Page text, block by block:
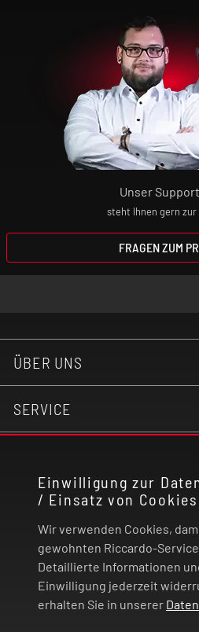
Einwilligung zur
/ Einsatz von Cookies
Wir verwenden Cookies,
gewohnten Riccardo-
Detaillierte Informationen
Einwilligung jederzeit
erhalten Sie in unserer
Unser
steht Ihnen gern zur
FRAGEN ZUM
ÜBER UNS
SERVICE
RECHTLICHES
ZAHLUNG UND VERSAND
VERTRAG